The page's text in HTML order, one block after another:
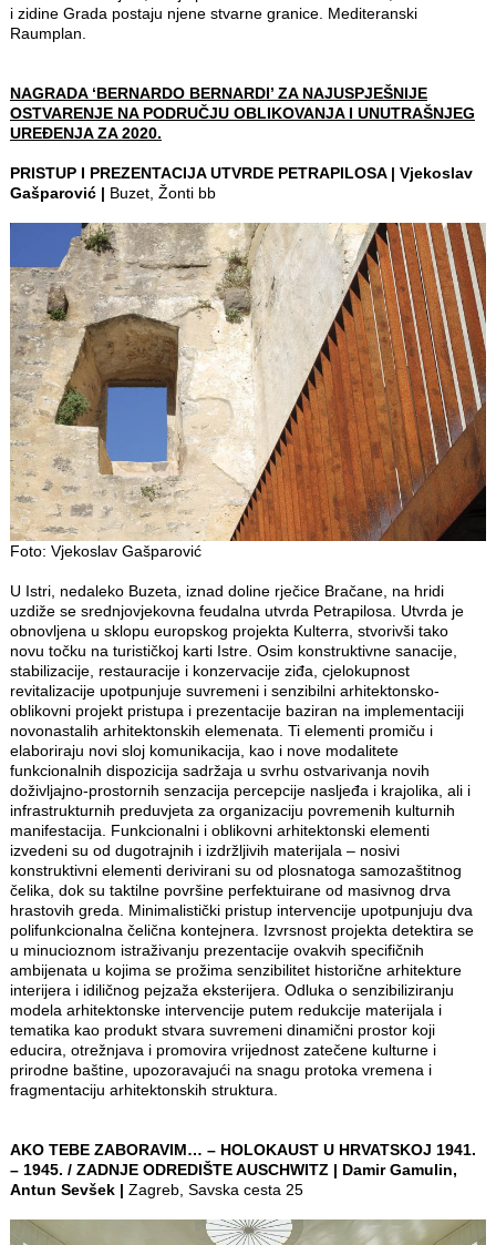
i zidine Grada postaju njene stvarne granice. Mediteranski
Raumplan.
NAGRADA ‘BERNARDO BERNARDI’ ZA NAJUSPJEŠNIJE
OSTVARENJE NA PODRUČJU OBLIKOVANJA I UNUTRAŠNJEG
UREĐENJA ZA 2020.
PRISTUP I PREZENTACIJA UTVRDE PETRAPILOSA | Vjekoslav
Gašparović | Buzet, Žonti bb
Foto: Vjekoslav Gašparović
U Istri, nedaleko Buzeta, iznad doline rječice Bračane, na hridi
uzdiže se srednjovjekovna feudalna utvrda Petrapilosa. Utvrda je
obnovljena u sklopu europskog projekta Kulterra, stvorivši tako
novu točku na turističkoj karti Istre. Osim konstruktivne sanacije,
stabilizacije, restauracije i konzervacije ziđa, cjelokupnost
revitalizacije upotpunjuje suvremeni i senzibilni arhitektonsko-
oblikovni projekt pristupa i prezentacije baziran na implementaciji
novonastalih arhitektonskih elemenata. Ti elementi promiču i
elaboriraju novi sloj komunikacija, kao i nove modalitete
funkcionalnih dispozicija sadržaja u svrhu ostvarivanja novih
doživljajno-prostornih senzacija percepcije nasljeđa i krajolika, ali i
infrastrukturnih preduvjeta za organizaciju povremenih kulturnih
manifestacija. Funkcionalni i oblikovni arhitektonski elementi
izvedeni su od dugotrajnih i izdržljivih materijala – nosivi
konstruktivni elementi derivirani su od plosnatoga samozaštitnog
čelika, dok su taktilne površine perfektuirane od masivnog drva
hrastovih greda. Minimalistički pristup intervencije upotpunjuju dva
polifunkcionalna čelična kontejnera. Izvrsnost projekta detektira se
u minucioznom istraživanju prezentacije ovakvih specifičnih
ambijenata u kojima se prožima senzibilitet historične arhitekture
interijera i idiličnog pejzaža eksterijera. Odluka o senzibiliziranju
modela arhitektonske intervencije putem redukcije materijala i
tematika kao produkt stvara suvremeni dinamični prostor koji
educira, otrežnjava i promovira vrijednost zatečene kulturne i
prirodne baštine, upozoravajući na snagu protoka vremena i
fragmentaciju arhitektonskih struktura.
AKO TEBE ZABORAVIM… – HOLOKAUST U HRVATSKOJ 1941.
– 1945. / ZADNJE ODREDIŠTE AUSCHWITZ | Damir Gamulin,
Antun Sevšek | Zagreb, Savska cesta 25